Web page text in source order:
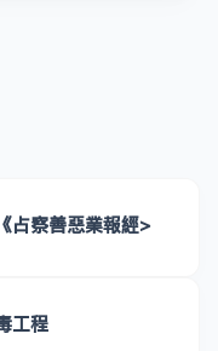
占察善惡業報經>
工程